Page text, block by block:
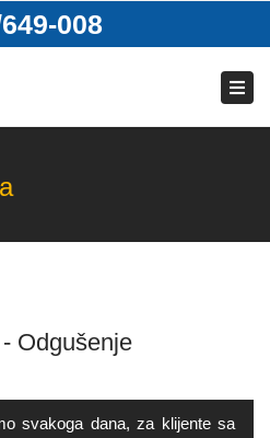
008
Odgušenje
svakoga dana, za klijente sa